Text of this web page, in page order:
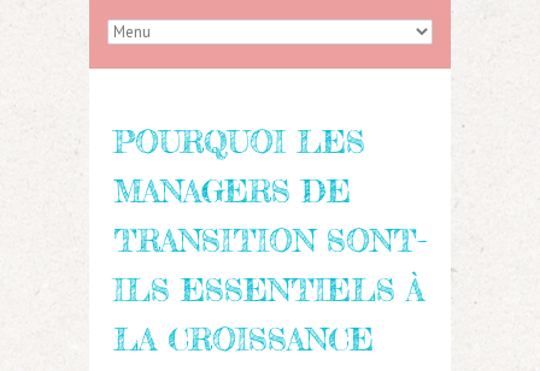
POURQUOI LES
MANAGERS DE
TRANSITION SONT-
ILS ESSENTIELS À
LA CROISSANCE